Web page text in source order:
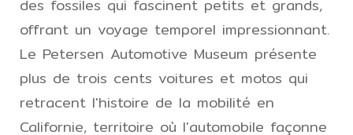
des fossiles qui fascinent petits et grands,
offrant un voyage temporel impressionnant.
Le Petersen Automotive Museum présente
plus de trois cents voitures et motos qui
retracent l'histoire de la mobilité en
Californie, territoire où l'automobile façonne